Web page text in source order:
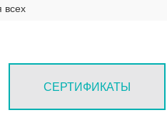
всех
СЕРТИФИКАТЫ